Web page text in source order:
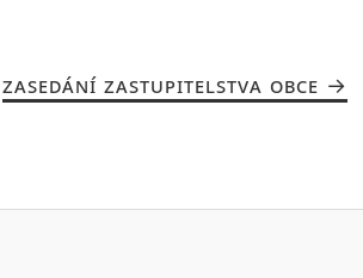
ZASEDÁNÍ ZASTUPITELSTVA OBCE